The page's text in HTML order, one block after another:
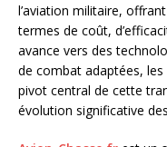
l’aviation militaire,
termes de coût,
avance vers des
de combat adaptées,
pivot central de cette
évolution significative